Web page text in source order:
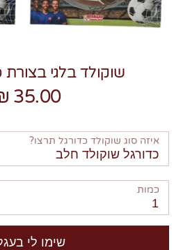
שוקולד בלגי בצורת
35.00 ₪
איזה סוג שוקולד כדורגל תרצו?
כדורגל שוקולד חלב
כמות
1
שימו לי